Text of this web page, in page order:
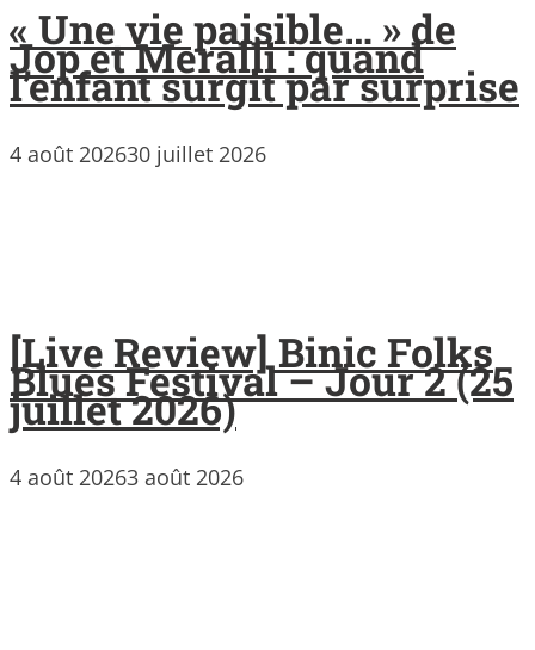
« Une vie paisible… » de
Jop et Meralli : quand
l’enfant surgit par surprise
4 août 202630 juillet 2026
[Live Review] Binic Folks
Blues Festival – Jour 2 (25
juillet 2026)
4 août 20263 août 2026